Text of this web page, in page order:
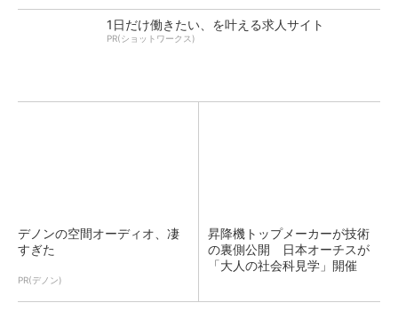
1日だけ働きたい、を叶える求人サイト
PR(ショットワークス)
デノンの空間オーディオ、凄
すぎた
PR(デノン)
昇降機トップメーカーが技術
の裏側公開 日本オーチスが
「大人の社会科見学」開催